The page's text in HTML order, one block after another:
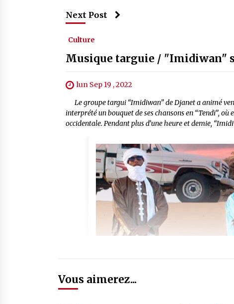
Next Post
Culture
Musique targuie / "Imidiwan"
lun Sep 19 , 2022
Le groupe targui “Imidiwan” de Djanet a animé
interprété un bouquet de ses chansons en “Tendi”,
occidentale. Pendant plus d’une heure et demie,
Vous aimerez...